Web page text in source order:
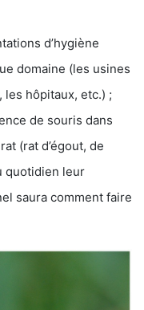
d’hygiène
domaine (les usines
hôpitaux, etc.) ;
de souris dans
(rat d’égout, de
quotidien leur
saura comment faire